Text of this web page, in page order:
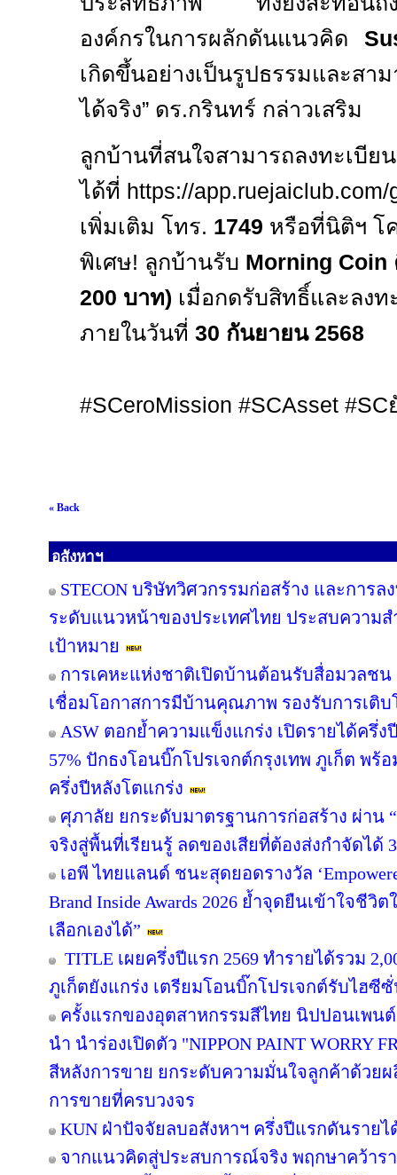
องค์กรในการผลักดันแนวคิด
เกิดขึ้นอย่างเป็นรูปธรรมและสา
ได้จริง” ดร.กรินทร์ กล่าวเสริม
ลูกบ้านที่สนใจสามารถลงทะเบีย
ได้ที่ https://
เพิ่มเติม โทร. 1749 หรือที่นิติฯ โ
พิเศษ! ลูกบ้านรับ Morning Coin
200 บาท) เมื่อกดรับสิทธิ์และลง
ภายในวันที่ 30 กันยายน 2568
#SCeroMission #SCAsset #SC
« Back
อสังหาฯ
STECON บริษัทวิศวกรรมก่อสร้าง และการ
ระดับแนวหน้าของประเทศไทย ประสบความ
เป้าหมาย
การเคหะแห่งชาติเปิดบ้านต้อนรับสื่อมวลช
เชื่อมโอกาสการมีบ้านคุณภาพ รองรับการเติบ
ASW ตอกย้ำความแข็งแกร่ง เปิดรายได้ครึ่ง
57% ปักธงโอนบิ๊กโปรเจกต์กรุงเทพ ภูเก็ต พ
ครึ่งปีหลังโตแกร่ง
ศุภาลัย ยกระดับมาตรฐานการก่อสร้าง ผ่าน
จริงสู่พื้นที่เรียนรู้ ลดของเสียที่ต้องส่งกำจัดได้
เอพี ไทยแลนด์ ชนะสุดยอดรางวัล
Brand Inside Awards 2026 ย้ำจุดยืนเข้าใจชี
เลือกเองได้”
TITLE เผยครึ่งปีแรก 2569 ทำรายได้รวม
ภูเก็ตยังแกร่ง เตรียมโอนบิ๊กโปรเจกต์รับไฮซี
ครั้งแรกของอุตสาหกรรมสีไทย นิปปอนเพน
นำ นำร่องเปิดตัว "NIPPON PAINT
สีหลังการขาย ยกระดับความมั่นใจลูกค้าด้ว
การขายที่ครบวงจร
KUN ฝ่าปัจจัยลบอสังหาฯ ครึ่งปีแรกดันรายไ
จากแนวคิดสู่ประสบการณ์จริง พฤกษาคว้ารา